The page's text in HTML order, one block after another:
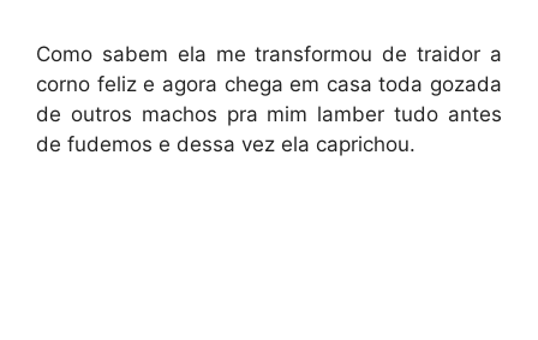
Como sabem ela me transformou de traidor a
corno feliz e agora chega em casa toda gozada
de outros machos pra mim lamber tudo antes
de fudemos e dessa vez ela caprichou.